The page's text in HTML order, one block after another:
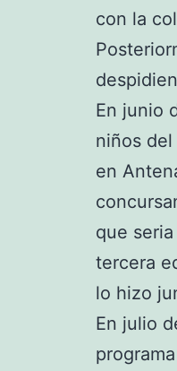
con la
En junio
niños
en
que
tercera
lo hizo
En julio